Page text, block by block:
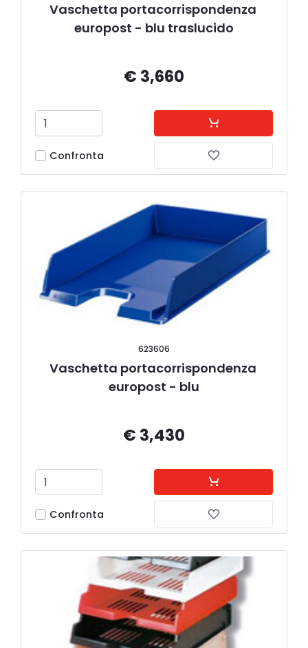
Vaschetta portacorrispondenza
europost - blu traslucido
€ 3,660
Confronta
623606
Vaschetta portacorrispondenza
europost - blu
€ 3,430
Confronta